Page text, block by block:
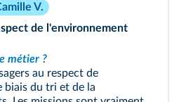
V.
de l'environnement
métier ?
au respect de
biais du tri et de la